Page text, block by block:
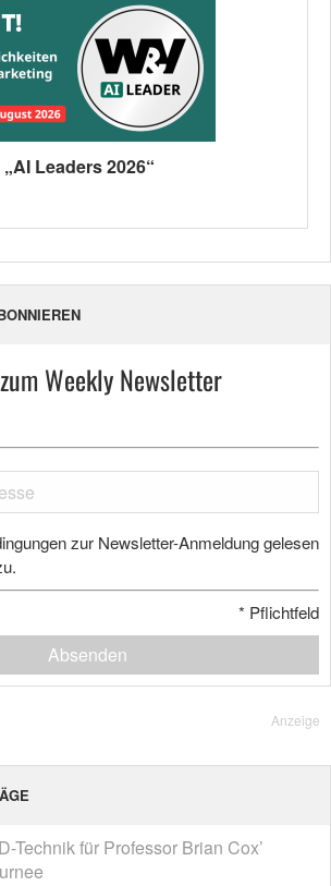
Leaders 2026“
Weekly Newsletter
zur Newsletter-Anmeldung gelesen
* Pflichtfeld
Absenden
Anzeige
Technik für Professor Brian Cox’